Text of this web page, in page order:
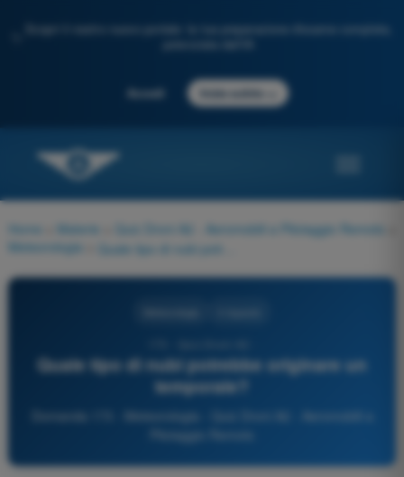
Scopri il nostro nuovo portale: la tua preparazione d'esame completa,
Accedi Inizia subito
Home Materie Quiz Droni A2 - Aeromobili a Pilotaggio Remoto
Meteorologia
Quale tipo di nubi potrebbe originare un
temporale?